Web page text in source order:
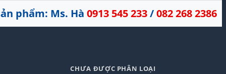
phẩm: Ms. Hà 0913 545 233/082 268 2386
CHƯA ĐƯỢC PHÂN LOẠI